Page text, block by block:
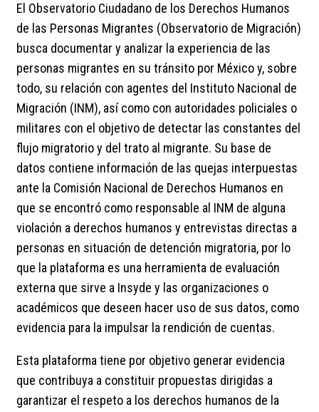
El Observatorio Ciudadano de los Derechos Humanos
de las Personas Migrantes (Observatorio de Migración)
busca documentar y analizar la experiencia de las
personas migrantes en su tránsito por México y, sobre
todo, su relación con agentes del Instituto Nacional de
Migración (INM), así como con autoridades policiales o
militares con el objetivo de detectar las constantes del
flujo migratorio y del trato al migrante. Su base de
datos contiene información de las quejas interpuestas
ante la Comisión Nacional de Derechos Humanos en
que se encontró como responsable al INM de alguna
violación a derechos humanos y entrevistas directas a
personas en situación de detención migratoria, por lo
que la plataforma es una herramienta de evaluación
externa que sirve a Insyde y las organizaciones o
académicos que deseen hacer uso de sus datos, como
evidencia para la impulsar la rendición de cuentas.
Esta plataforma tiene por objetivo generar evidencia
que contribuya a constituir propuestas dirigidas a
garantizar el respeto a los derechos humanos de la